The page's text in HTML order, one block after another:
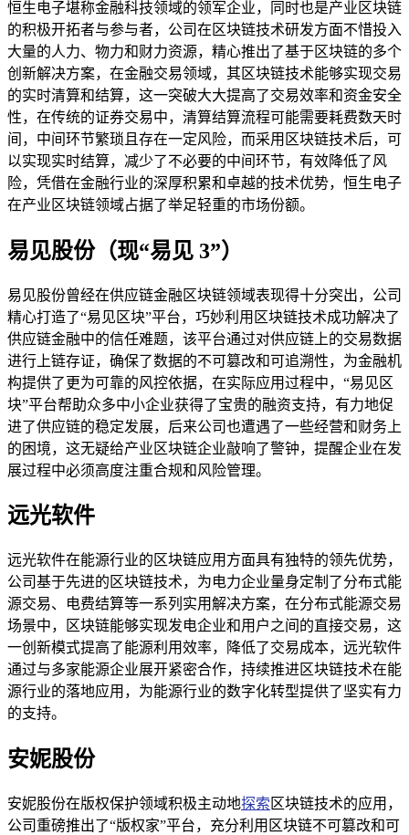
恒生电子堪称金融科技领域的领军企业，同时也是产业区块链
的积极开拓者与参与者，公司在区块链技术研发方面不惜投入
大量的人力、物力和财力资源，精心推出了基于区块链的多个
创新解决方案，在金融交易领域，其区块链技术能够实现交易
的实时清算和结算，这一突破大大提高了交易效率和资金安全
性，在传统的证券交易中，清算结算流程可能需要耗费数天时
间，中间环节繁琐且存在一定风险，而采用区块链技术后，可
以实现实时结算，减少了不必要的中间环节，有效降低了风
险，凭借在金融行业的深厚积累和卓越的技术优势，恒生电子
在产业区块链领域占据了举足轻重的市场份额。
易见股份（现“易见 3”）
易见股份曾经在供应链金融区块链领域表现得十分突出，公司
精心打造了“易见区块”平台，巧妙利用区块链技术成功解决了
供应链金融中的信任难题，该平台通过对供应链上的交易数据
进行上链存证，确保了数据的不可篡改和可追溯性，为金融机
构提供了更为可靠的风控依据，在实际应用过程中，“易见区
块”平台帮助众多中小企业获得了宝贵的融资支持，有力地促
进了供应链的稳定发展，后来公司也遭遇了一些经营和财务上
的困境，这无疑给产业区块链企业敲响了警钟，提醒企业在发
展过程中必须高度注重合规和风险管理。
远光软件
远光软件在能源行业的区块链应用方面具有独特的领先优势，
公司基于先进的区块链技术，为电力企业量身定制了分布式能
源交易、电费结算等一系列实用解决方案，在分布式能源交易
场景中，区块链能够实现发电企业和用户之间的直接交易，这
一创新模式提高了能源利用效率，降低了交易成本，远光软件
通过与多家能源企业展开紧密合作，持续推进区块链技术在能
源行业的落地应用，为能源行业的数字化转型提供了坚实有力
的支持。
安妮股份
安妮股份在版权保护领域积极主动地探索 区块链技术的应用，
公司重磅推出了“版权家”平台，充分利用区块链不可篡改和可